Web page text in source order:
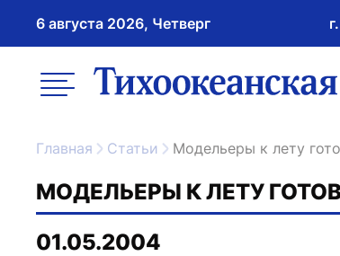
6 августа 2026, Четверг
меню ссылка
Главная Статьи Модельеры к лету
МОДЕЛЬЕРЫ К ЛЕТУ
01.05.2004